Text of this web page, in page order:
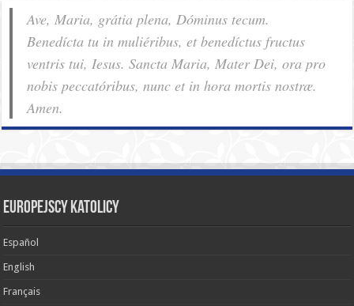
Ave, Maria, grátia plena, Dóminus tecum.
Benedícta tu in muliéribus, et benedíctus fructus
ventris tui, Iesus. Sancta Maria, Mater Dei, ora pro
nobis pec­ca­tóribus, nunc et in hora mortis nostræ.
Amen.
Europejscy katolicy
Español
English
Français